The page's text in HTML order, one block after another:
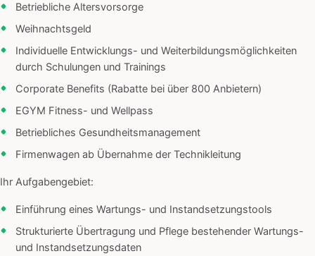
Betriebliche Altersvorsorge
Weihnachtsgeld
Individuelle Entwicklungs- und Weiterbildungsmöglichkeiten
durch Schulungen und Trainings
Corporate Benefits (Rabatte bei über 800 Anbietern)
EGYM Fitness- und Wellpass
Betriebliches Gesundheitsmanagement
Firmenwagen ab Übernahme der Technikleitung
Ihr Aufgabengebiet:
Einführung eines Wartungs- und Instandsetzungstools
Strukturierte Übertragung und Pflege bestehender Wartungs-
und Instandsetzungsdaten